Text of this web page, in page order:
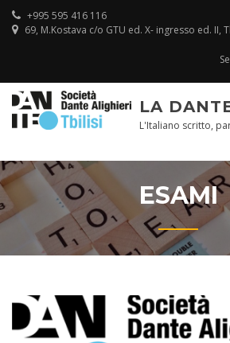
Skip
+995 595 416 116
69, M.Kostava c/o GTU ed. X- ingresso ed. II,
LA
L'Italiano scritto,
ESAMI